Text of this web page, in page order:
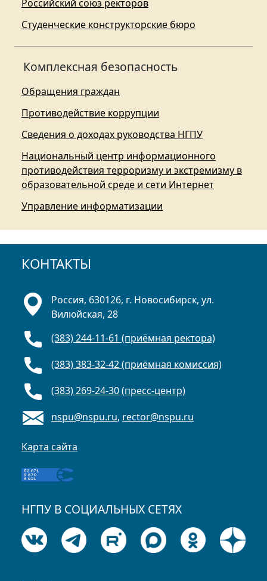
Российский союз ректоров
Студенческие конструкторские бюро
Комплексная безопасность
Обращения граждан
Противодействие коррупции
Сведения о доходах руководства НГПУ
Национальный центр информационного
противодействия терроризму и экстремизму в
образовательной среде и сети Интернет
Управление информатизации
КОНТАКТЫ
Россия, 630126, г. Новосибирск, ул.
Вилюйская, 28
(383) 244-11-61 (приёмная ректора)
(383) 383-32-42 (приёмная комиссия)
(383) 269-24-30 (пресс-центр)
nspu@nspu.ru, rector@nspu.ru
Карта сайта
НГПУ В СОЦИАЛЬНЫХ СЕТЯХ